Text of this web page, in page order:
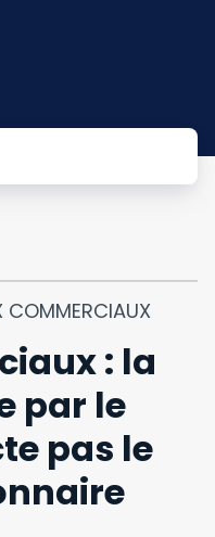
COMMERCIAUX
: la
par le
pas le